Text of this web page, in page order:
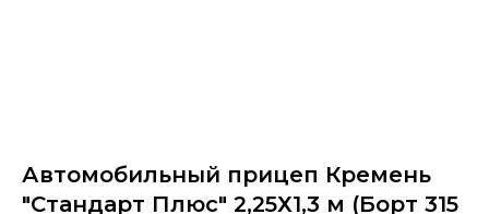
Автомобильный прицеп Кремень
"Стандарт Плюс" 2,25Х1,3 м (Борт 315